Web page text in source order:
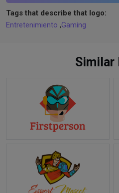
Tags that describe that logo:
Entretenimiento ,Gaming
Similar